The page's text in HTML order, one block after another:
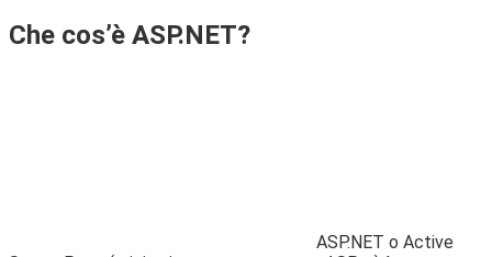
Che cos’è ASP.NET?
ASP.NET o Active